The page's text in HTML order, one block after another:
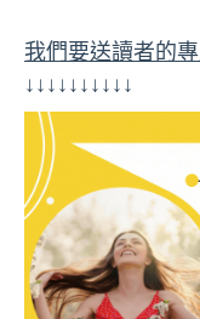
我們要送讀者的
↓↓↓↓↓↓↓↓↓↓